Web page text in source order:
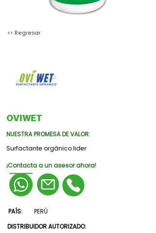
<< Regresar
OVIWET
NUESTRA PROMESA DE VALOR:
Surfactante orgánico lider
¡Contacta a un asesor ahora!
PAÍS:
PERÚ
DISTRIBUIDOR AUTORIZADO: